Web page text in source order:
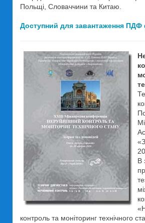
Польщі, Словаччини та Китаю.
Доступний для завантаження ПДФ
В
контроль та моніторинг технічного